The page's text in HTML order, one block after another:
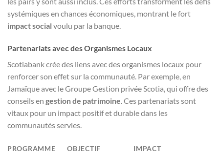
systémiques en chances économiques, montrant le fort
impact social voulu par la banque.
Partenariats avec des Organismes Locaux
Scotiabank crée des liens avec des organismes locaux pour
renforcer son effet sur la communauté. Par exemple, en
Jamaïque avec le Groupe Gestion privée Scotia, qui offre des
conseils en gestion de patrimoine. Ces partenariats sont
vitaux pour un impact positif et durable dans les
communautés servies.
PROGRAMME OBJECTIF
IMPACT